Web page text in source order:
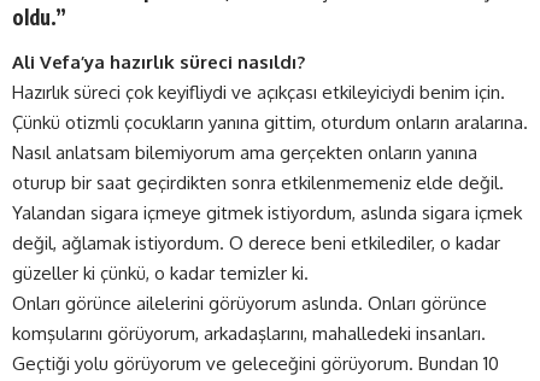
oldu.”
Ali Vefa’ya hazırlık süreci nasıldı?
Hazırlık süreci çok keyifliydi ve açıkçası etkileyiciydi benim için.
Çünkü otizmli çocukların yanına gittim, oturdum onların aralarına.
Nasıl anlatsam bilemiyorum ama gerçekten onların yanına
oturup bir saat geçirdikten sonra etkilenmemeniz elde değil.
Yalandan sigara içmeye gitmek istiyordum, aslında sigara içmek
değil, ağlamak istiyordum. O derece beni etkilediler, o kadar
güzeller ki çünkü, o kadar temizler ki.
Onları görünce ailelerini görüyorum aslında. Onları görünce
komşularını görüyorum, arkadaşlarını, mahalledeki insanları.
Geçtiği yolu görüyorum ve geleceğini görüyorum. Bundan 10